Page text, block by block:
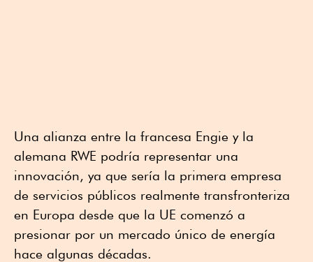
Una alianza entre la francesa Engie y la
alemana RWE podría representar una
innovación, ya que sería la primera empresa
de servicios públicos realmente transfronteriza
en Europa desde que la UE comenzó a
presionar por un mercado único de energía
hace algunas décadas.